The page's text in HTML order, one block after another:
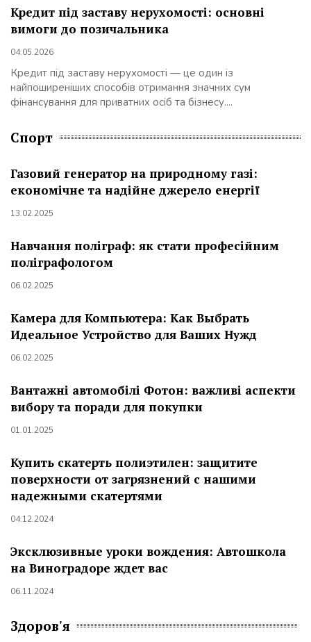
Кредит під заставу нерухомості: основні
вимоги до позичальника
04.05.2026
Кредит під заставу нерухомості — це один із
найпоширеніших способів отримання значних сум
фінансування для приватних осіб та бізнесу....
Спорт
Газовий генератор на природному газі:
економічне та надійне джерело енергії
13.02.2025
Навчання поліграф: як стати професійним
поліграфологом
06.02.2025
Камера для Компьютера: Как Выбрать
Идеальное Устройство для Ваших Нужд
06.02.2025
Вантажні автомобілі Фотон: важливі аспекти
вибору та поради для покупки
01.01.2025
Купить скатерть полиэтилен: защитите
поверхности от загрязнений с нашими
надежными скатертями
04.12.2024
Эксклюзивные уроки вождения: Автошкола
на Виноградоре ждет вас
06.11.2024
Здоров'я